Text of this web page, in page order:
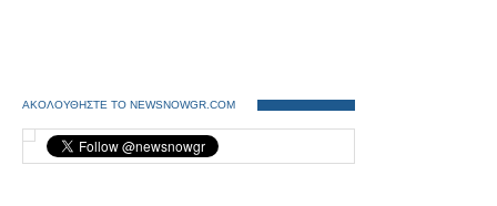
ΑΚΟΛΟΥΘΗΣΤΕ ΤΟ NEWSNOWGR.COM